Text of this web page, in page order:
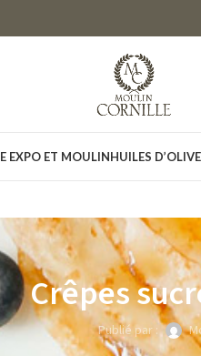
EXPO ET MOULINHUILES D’OLIVE
Crêpes
Publié par :